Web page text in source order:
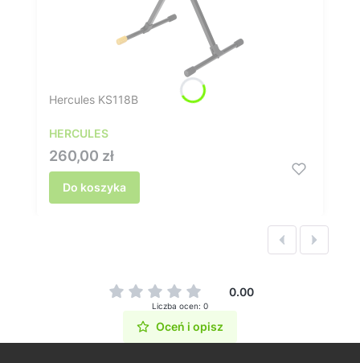
Hercules KS118B
HERCULES
Cena
260,00 zł
Do koszyka
0.00
Liczba ocen: 0
Oceń i opisz